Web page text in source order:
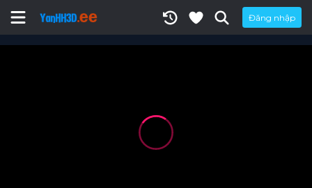
Đăng nhập